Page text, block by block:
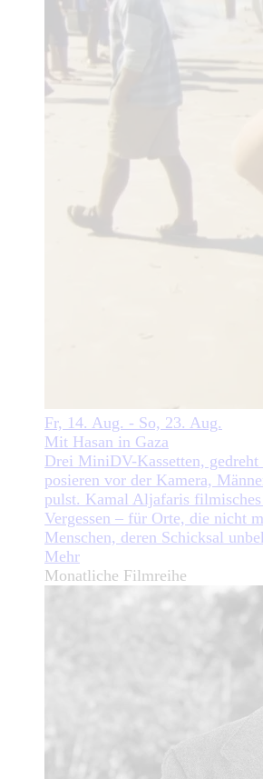
Fr, 14. Aug. - So, 23. Aug.
Mit Hasan in Gaza
Drei MiniDV-Kassetten,
posieren vor der Kamera,
pulst. Kamal Aljafaris
Vergessen – für Orte, die nicht
Menschen, deren Schicksal
Mehr
Monatliche Filmreihe